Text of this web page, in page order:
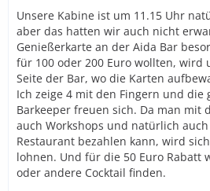
Unsere Kabine ist um 11.15 Uhr
aber das hatten wir auch nicht
Genießerkarte an der Aida Bar
für 100 oder 200 Euro wollten, wird
Seite der Bar, wo die Karten
Ich zeige 4 mit den Fingern und die
Barkeeper freuen sich. Da man mit
auch Workshops und natürlich
Restaurant bezahlen kann, wird
lohnen. Und für die 50 Euro Rabatt
oder andere Cocktail finden.